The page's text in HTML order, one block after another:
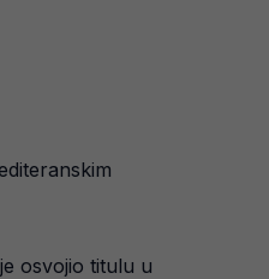
osvojio titulu u